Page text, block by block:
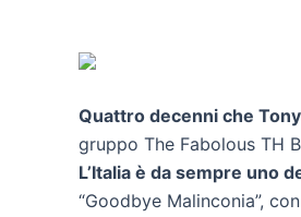
Quattro decenni che
gruppo The Fabolous TH
L’Italia è da sempre uno
“Goodbye Malinconia”,